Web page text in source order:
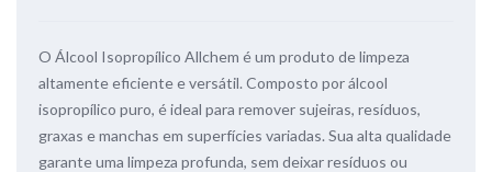
O Álcool Isopropílico Allchem é um produto de limpeza
altamente eficiente e versátil. Composto por álcool
isopropílico puro, é ideal para remover sujeiras, resíduos,
graxas e manchas em superfícies variadas. Sua alta qualidade
garante uma limpeza profunda, sem deixar resíduos ou